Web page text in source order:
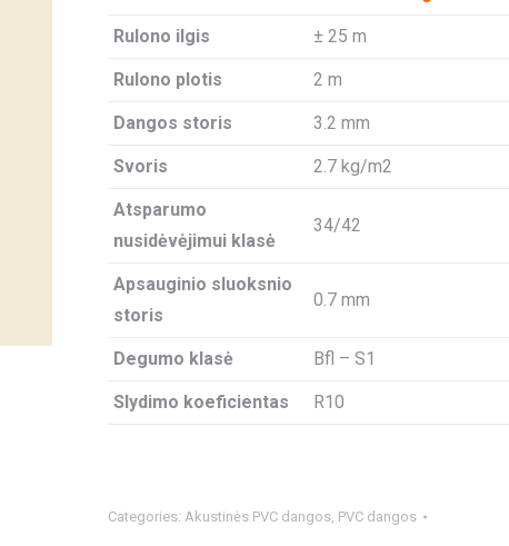
Rulono ilgis ± 25 m
Rulono plotis 2 m
Dangos storis 3.2 mm
Svoris 2.7 kg/m2
Atsparumo
nusidėvėjimui klasė
34/42
Apsauginio sluoksnio
storis
0.7 mm
Degumo klasė Bfl – S1
Slydimo koeficientas R10
Categories: Akustinės PVC dangos, PVC dangos